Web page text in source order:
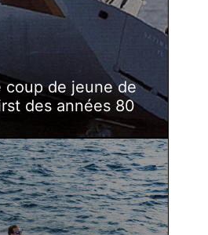
coup de jeune de
des années 80